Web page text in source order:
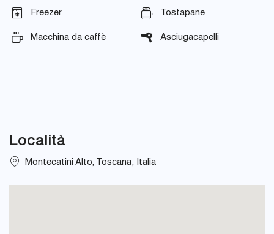
Freezer Tostapane
Macchina da caffè Asciugacapelli
Località
Montecatini Alto, Toscana, Italia